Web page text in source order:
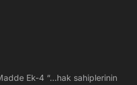
Ek-4 “…hak sahiplerinin